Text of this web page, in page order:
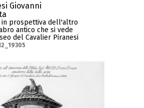
Giovanni
in prospettiva dell'altro
antico che si vede
del Cavalier Piranesi